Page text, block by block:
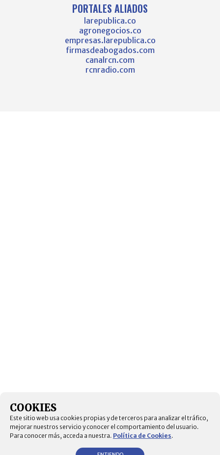
PORTALES ALIADOS
larepublica.co
agronegocios.co
empresas.larepublica.co
firmasdeabogados.com
canalrcn.com
rcnradio.com
COOKIES
Este sitio web usa cookies propias y de terceros para analizar el tráfico,
mejorar nuestros servicio y conocer el comportamiento del usuario.
Para conocer más, acceda a nuestra. Política de Cookies.